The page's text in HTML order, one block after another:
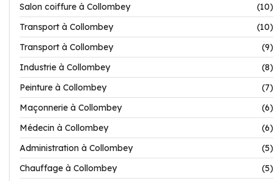
Salon coiffure à Collombey
(10)
Transport à Collombey
(10)
Transport à Collombey
(9)
Industrie à Collombey
(8)
Peinture à Collombey
(7)
Maçonnerie à Collombey
(6)
Médecin à Collombey
(6)
Administration à Collombey
(5)
Chauffage à Collombey
(5)